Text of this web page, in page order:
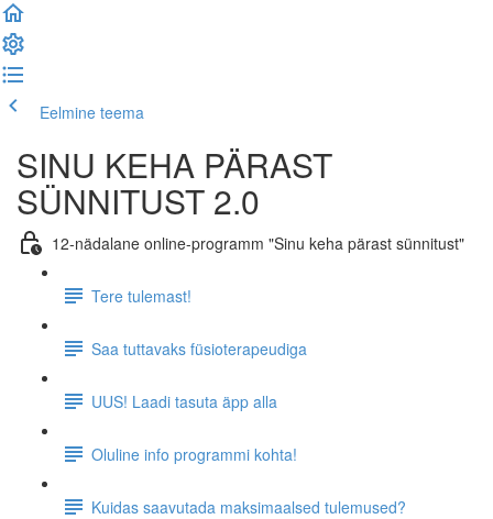
Eelmine teema
SINU KEHA PÄRAST
SÜNNITUST 2.0
12-nädalane online-programm "Sinu keha pärast sünnitust"
Tere tulemast!
Saa tuttavaks füsioterapeudiga
UUS! Laadi tasuta äpp alla
Oluline info programmi kohta!
Kuidas saavutada maksimaalsed tulemused?